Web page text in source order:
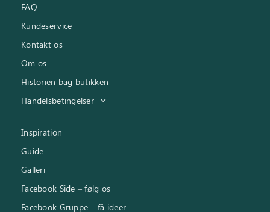
FAQ
Kundeservice
Kontakt os
Om os
Historien bag butikken
Handelsbetingelser
Inspiration
Guide
Galleri
Facebook Side – følg os
Facebook Gruppe – få ideer